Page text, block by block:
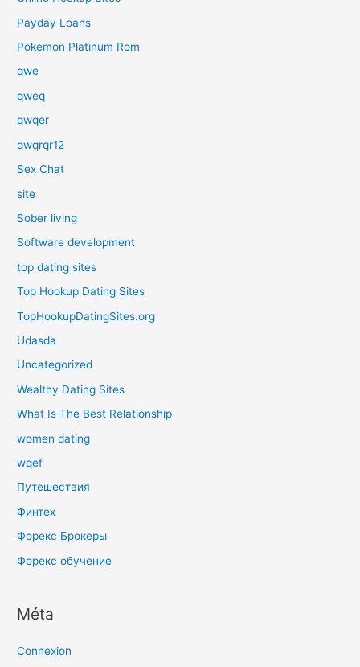
Payday Loans
Pokemon Platinum Rom
qwe
qweq
qwqer
qwqrqr12
Sex Chat
site
Sober living
Software development
top dating sites
Top Hookup Dating Sites
TopHookupDatingSites.org
Udasda
Uncategorized
Wealthy Dating Sites
What Is The Best Relationship
women dating
wqef
Путешествия
Финтех
Форекс Брокеры
Форекс обучение
Méta
Connexion